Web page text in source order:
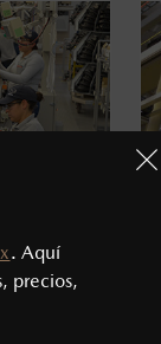
. Aquí
precios,